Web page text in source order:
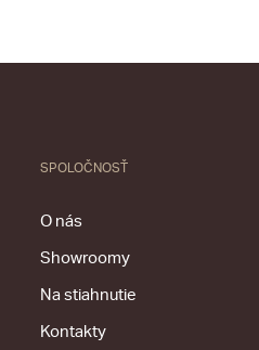
SPOLOČNOSŤ
O nás
Showroomy
Na stiahnutie
Kontakty